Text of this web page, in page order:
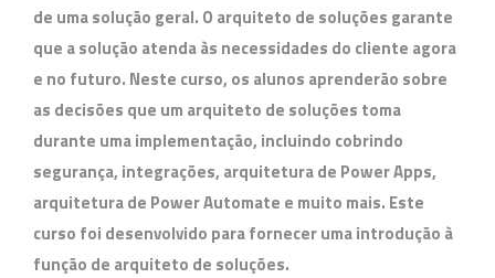
de uma solução geral. O arquiteto de soluções garante
que a solução atenda às necessidades do cliente agora
e no futuro. Neste curso, os alunos aprenderão sobre
as decisões que um arquiteto de soluções toma
durante uma implementação, incluindo cobrindo
segurança, integrações, arquitetura de Power Apps,
arquitetura de Power Automate e muito mais. Este
curso foi desenvolvido para fornecer uma introdução à
função de arquiteto de soluções.